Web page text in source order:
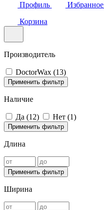
Профиль Избранное
Корзина
Производитель
DoctorWax (13)
Применить фильтр
Наличие
Да (12) Нет (1)
Применить фильтр
Длина
Применить фильтр
Ширина